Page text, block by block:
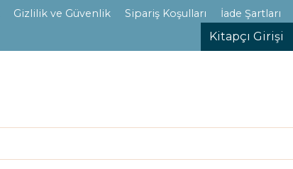
Gizlilik ve Güvenlik Sipariş Koşulları İade Şartları
Kitapçı Girişi